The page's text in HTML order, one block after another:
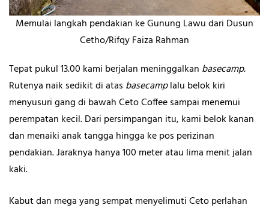
Memulai langkah pendakian ke Gunung Lawu dari Dusun
Cetho/Rifqy Faiza Rahman
Tepat pukul 13.00 kami berjalan meninggalkan basecamp.
Rutenya naik sedikit di atas basecamplalu belok kiri
menyusuri gang di bawah Ceto Coffee sampai menemui
perempatan kecil. Dari persimpangan itu, kami belok kanan
dan menaiki anak tangga hingga ke pos perizinan
pendakian. Jaraknya hanya 100 meter atau lima menit jalan
kaki.
Kabut dan mega yang sempat menyelimuti Ceto perlahan